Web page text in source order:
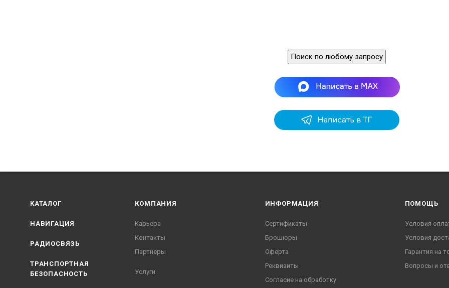
Поиск по любому запросу
КАТАЛОГ
НАВИГАЦИЯ
РАДИОСВЯЗЬ
ТРАНСПОРТНАЯ
БЕЗОПАСНОСТЬ
КОМПАНИЯ
Карьера
Контакты
Партнеры
Услуги
ИНФОРМАЦИЯ
Сертификаты
Брошюры
Оферта
Реквизиты
Согласие на обработку
ПОМОЩЬ
Условия
Условия
Гарантия на
Вопросы и